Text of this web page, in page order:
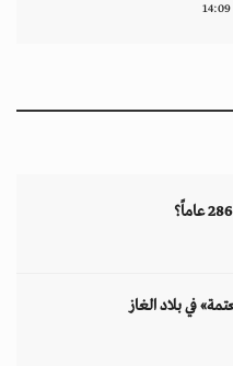
في بلاد الغاز